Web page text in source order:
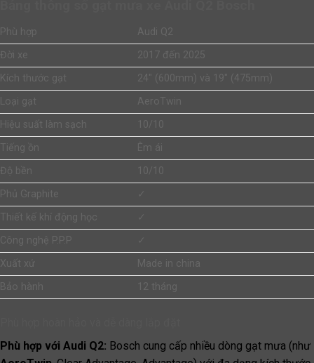
Phù hợp
Audi Q2
Đời xe
2017 đến 2025
Kích thước gạt
24″ (600mm) và 19″ (475mm)
Loại gạt
AeroTwin
Hiệu suất làm sạch
10/10
Tiếng ồn
Êm ái
Độ bền
10/10
Phủ Graphite
✓
Thiết kế khí động học
✓
Công nghệ P.P.P
✓
Xuất xứ
Made in china
Bảo hành
12 tháng
Phù hợp với Audi Q2: Bosch cung cấp nhiều dòng gạt mưa (như